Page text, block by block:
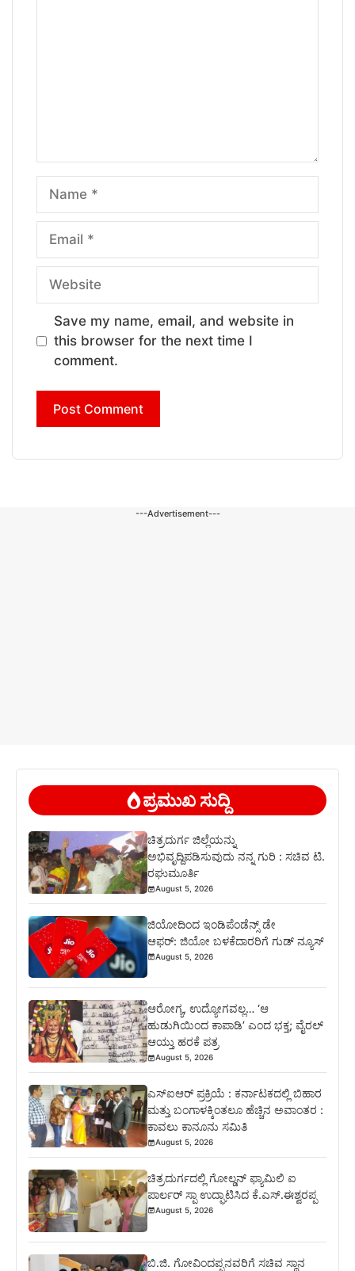
Save my name, email, and website in
this browser for the next time I
comment.
---Advertisement---
ಪ್ರಮುಖ ಸುದ್ದಿ
ಚಿತ್ರದುರ್ಗ ಜಿಲ್ಲೆಯನ್ನು
ಅಭಿವೃದ್ದಿಪಡಿಸುವುದು ನನ್ನ ಗುರಿ : ಸಚಿವ ಟಿ.
ರಘುಮೂರ್ತಿ
August 5, 2026
ಜಿಯೋದಿಂದ ಇಂಡಿಪೆಂಡೆನ್ಸ್ ಡೇ
ಆಫರ್: ಜಿಯೋ ಬಳಕೆದಾರರಿಗೆ ಗುಡ್ ನ್ಯೂಸ್
August 5, 2026
ಆರೋಗ್ಯ, ಉದ್ಯೋಗವಲ್ಲ… ‘ಆ
ಹುಡುಗಿಯಿಂದ ಕಾಪಾಡಿ’ ಎಂದ ಭಕ್ತ; ವೈರಲ್
ಆಯ್ತು ಹರಕೆ ಪತ್ರ
August 5, 2026
ಎಸ್‍ಐಆರ್ ಪ್ರಕ್ರಿಯೆ : ಕರ್ನಾಟಕದಲ್ಲಿ ಬಿಹಾರ
ಮತ್ತು ಬಂಗಾಳಕ್ಕಿಂತಲೂ ಹೆಚ್ಚಿನ ಅವಾಂತರ :
ಕಾವಲು ಕಾನೂನು ಸಮಿತಿ
August 5, 2026
ಚಿತ್ರದುರ್ಗದಲ್ಲಿ ಗೋಲ್ಡನ್ ಫ್ಯಾಮಿಲಿ ಐ
ಪಾರ್ಲರ್ ಸ್ಪಾ ಉದ್ಘಾಟಿಸಿದ ಕೆ.ಎಸ್.ಈಶ್ವರಪ್ಪ
August 5, 2026
ಬಿ.ಜಿ. ಗೋವಿಂದಪ್ಪನವರಿಗೆ ಸಚಿವ ಸ್ಥಾನ